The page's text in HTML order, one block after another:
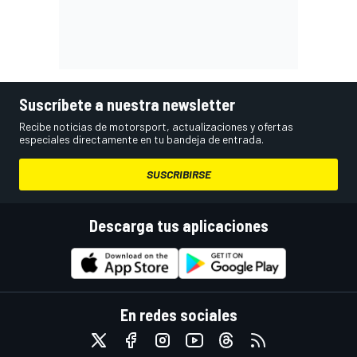
Suscríbete a nuestra newsletter
Recibe noticias de motorsport, actualizaciones y ofertas
especiales directamente en tu bandeja de entrada.
SUSCRIBIRSE
Descarga tus aplicaciones
En redes sociales